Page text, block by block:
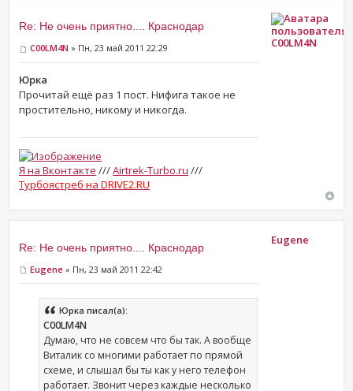
Re: Не очень приятно.... Краснодар
C00LM4N » Пн, 23 май 2011 22:29
Юрка
Прочитай ещё раз 1 пост. Нифига такое не
простительно, никому и никогда.
Я на Вконтакте ///Airtrek-Turbo.ru ///
Турбоястреб на DRIVE2.RU
C00LM4N
Re: Не очень приятно.... Краснодар
Eugene » Пн, 23 май 2011 22:42
Юрка писал(а):
C00LM4N
Думаю, что не совсем что бы так. А вообще
Виталик со многими работает по прямой
схеме, и слышал бы ты как у него телефон
работает. Звонит через каждые несколько
Eugene